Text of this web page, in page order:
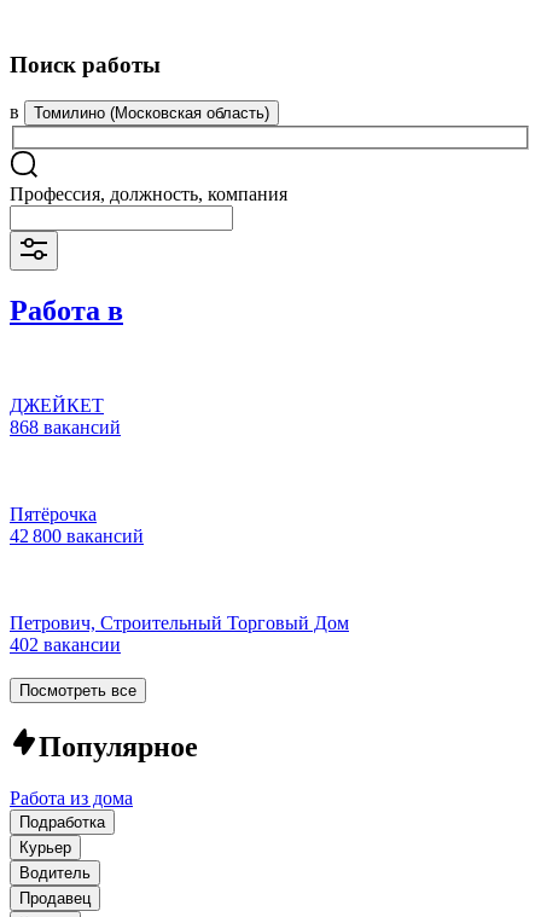
Поиск работы
в Томилино (Московская область)
Профессия, должность, компания
Работа в
ДЖЕЙКЕТ
868 вакансий
Пятёрочка
42 800 вакансий
Петрович, Строительный Торговый Дом
402 вакансии
Посмотреть все
Популярное
Работа из дома
Подработка
Курьер
Водитель
Продавец